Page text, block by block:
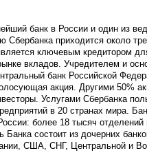
банк в России и один из
приходится около
ключевым кредитором
вкладов. Учредителем и
банк Российской
акция. Другими 50%
Услугами Сбербанка
в 20 странах мира.
более 18 тысяч отделений
Банка состоит из дочерних
США, СНГ, Центральной и